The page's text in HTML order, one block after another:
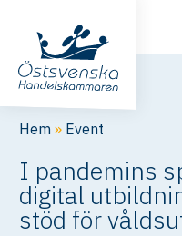
Hem » Event
I pandemins
digital
stöd för